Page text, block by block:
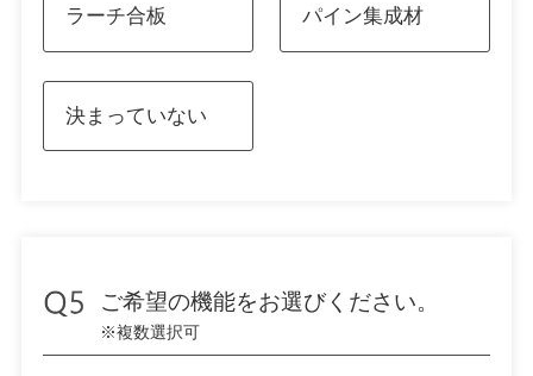
ラーチ合板 パイン集成材
決まっていない
ご希望の機能をお選びください。
※複数選択可